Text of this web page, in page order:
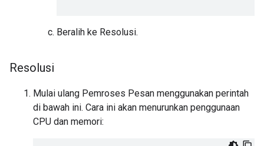
Beralih ke Resolusi.
Resolusi
Mulai ulang Pemroses Pesan menggunakan perintah
di bawah ini. Cara ini akan menurunkan penggunaan
CPU dan memori: